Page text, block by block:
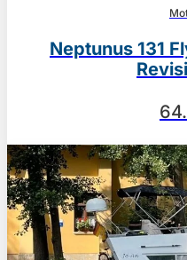
Neptunus 131